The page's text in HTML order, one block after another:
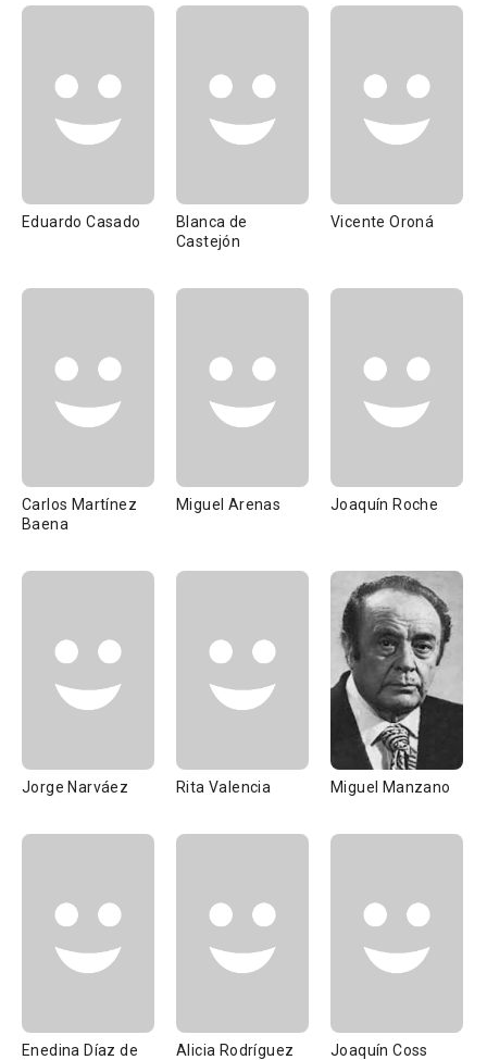
Eduardo Casado
Blanca de
Castejón
Vicente Oroná
Carlos Martínez
Baena
Miguel Arenas Joaquín Roche
Jorge Narváez Rita Valencia Miguel Manzano
Enedina Díaz de
Alicia Rodríguez Joaquín Coss